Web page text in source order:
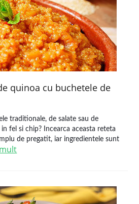
quinoa cu buchetele de
traditionale, de salate sau de
fel si chip? Incearca aceasta reteta
de pregatit, iar ingredientele sunt